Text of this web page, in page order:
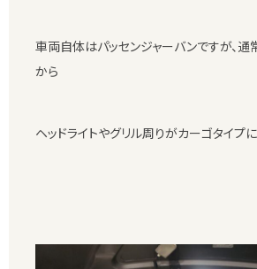
車両自体はパッセンジャーバンですが、通
から
ヘッドライトやグリル周りがカーゴタイプ